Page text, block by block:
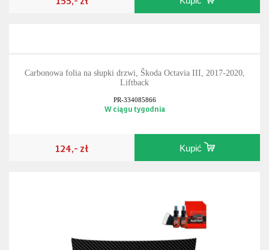
Carbonowa folia na słupki drzwi, Škoda Octavia III, 2017-2020,
Liftback
PR-334085866
W ciągu tygodnia
124,- zł Kupić